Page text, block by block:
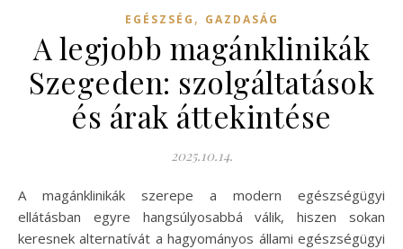
EGÉSZSÉG , GAZDASÁG
A legjobb magánklinikák
Szegeden: szolgáltatások
és árak áttekintése
2025.10.14.
A magánklinikák szerepe a modern egészségügyi
ellátásban egyre hangsúlyosabbá válik, hiszen sokan
keresnek alternatívát a hagyományos állami egészségügyi